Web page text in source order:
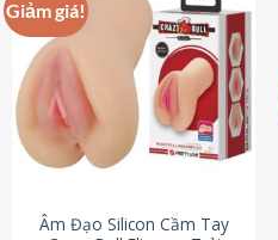
Giảm giá!
Âm Đạo Silicon Cầm Tay